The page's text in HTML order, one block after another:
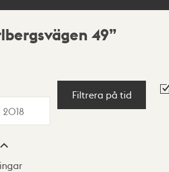
49
Filtrera på tid